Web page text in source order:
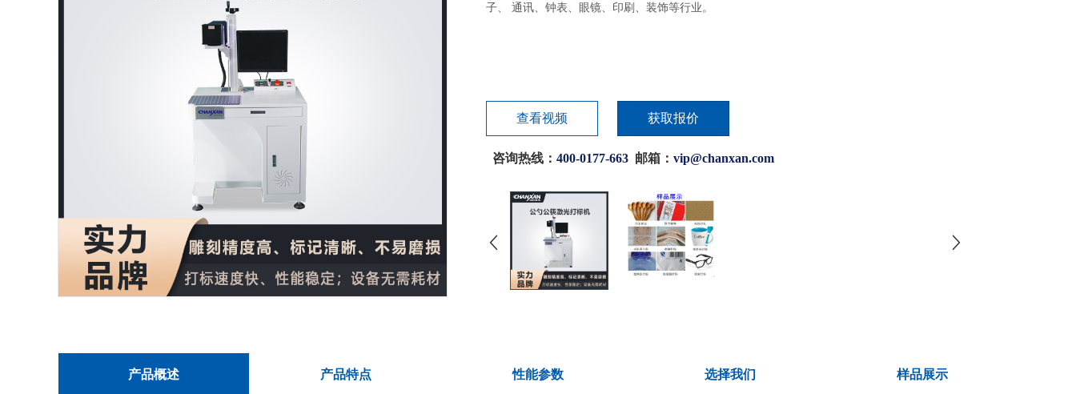
子、 通讯、钟表、眼镜、印刷、装饰等行业。
查看视频 获取报价
咨询热线： 400-0177-663 邮箱： vip@chanxan.com
产品概述 产品特点 性能参数 选择我们 样品展示